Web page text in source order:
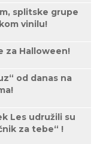
splitske grupe
vinilu!
za Halloween!
od danas na
Les udružili su
za tebe“ !